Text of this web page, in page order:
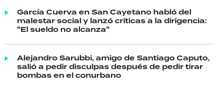
García Cuerva en San Cayetano habló del
malestar social y lanzó críticas a la dirigencia:
"El sueldo no alcanza"
Alejandro Sarubbi, amigo de Santiago Caputo,
salió a pedir disculpas después de pedir tirar
bombas en el conurbano